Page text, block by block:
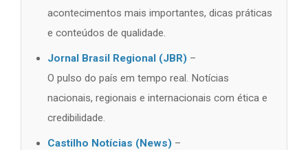
acontecimentos mais importantes, dicas práticas
e conteúdos de qualidade.
Jornal Brasil Regional (JBR) –
O pulso do país em tempo real. Notícias
nacionais, regionais e internacionais com ética e
credibilidade.
Castilho Notícias (News) –